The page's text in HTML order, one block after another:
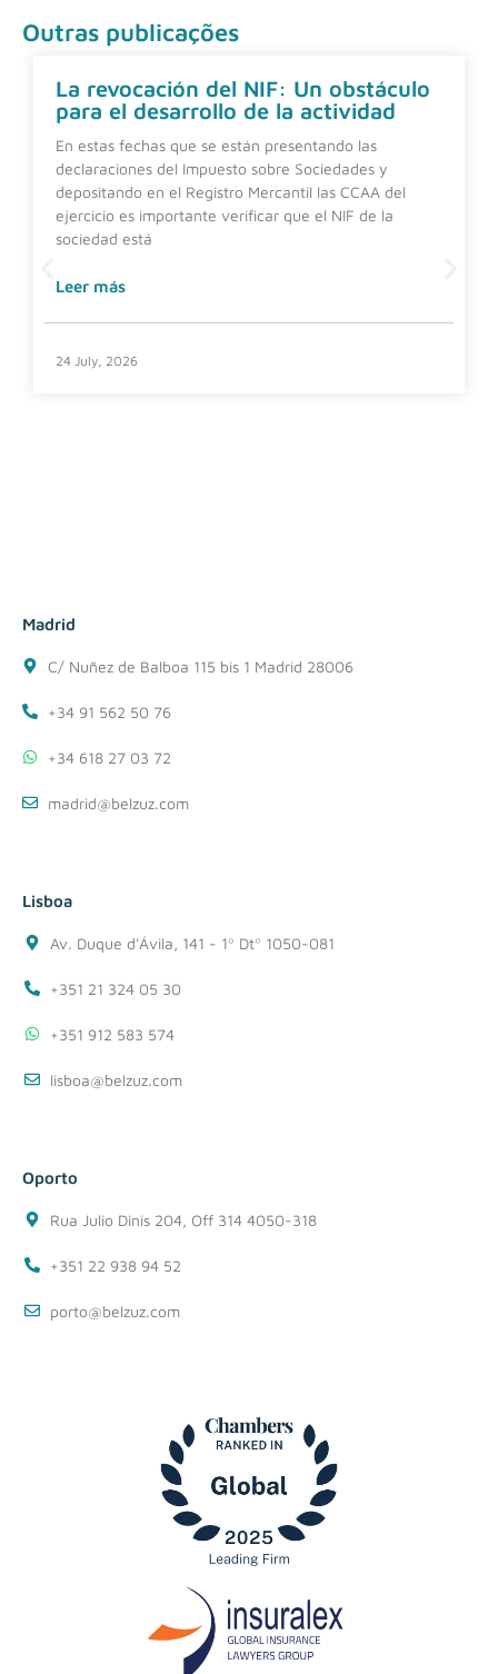
Outras publicações
La revocación del NIF: Un obstáculo
para el desarrollo de la actividad
En estas fechas que se están presentando las
declaraciones del Impuesto sobre Sociedades y
depositando en el Registro Mercantil las CCAA del
ejercicio es importante verificar que el NIF de la
sociedad está
Leer más
24 July, 2026
Madrid
C/ Nuñez de Balboa 115 bis 1 Madrid 28006
+34 91 562 50 76
+34 618 27 03 72
madrid@belzuz.com
Lisboa
Av. Duque d'Ávila, 141 - 1º Dtº 1050-081
+351 21 324 05 30
+351 912 583 574
lisboa@belzuz.com
Oporto
Rua Julio Dinis 204, Off 314 4050-318
+351 22 938 94 52
porto@belzuz.com